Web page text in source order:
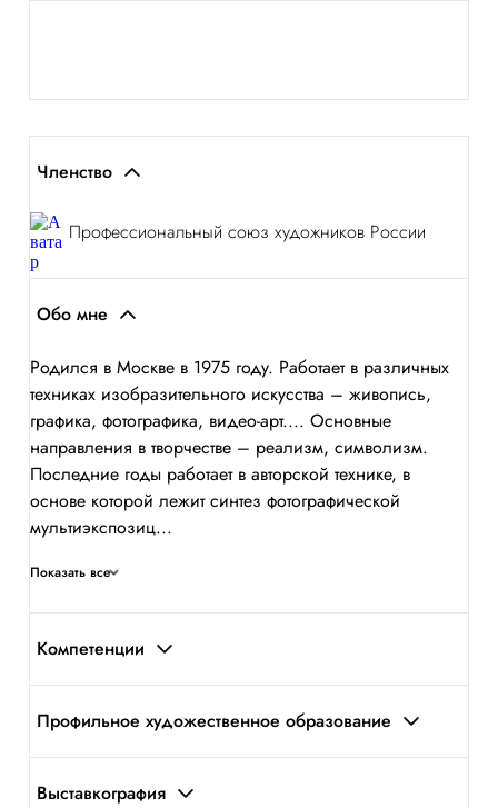
Членство
Профессиональный союз художников России
Обо мне
Родился в Москве в 1975 году. Работает в различных
техниках изобразительного искусства – живопись,
графика, фотографика, видео-арт.... Основные
направления в творчестве – реализм, символизм.
Последние годы работает в авторской технике, в
основе которой лежит синтез фотографической
мультиэкспозиц...
Показать все
Компетенции
Профильное художественное образование
Выставкография